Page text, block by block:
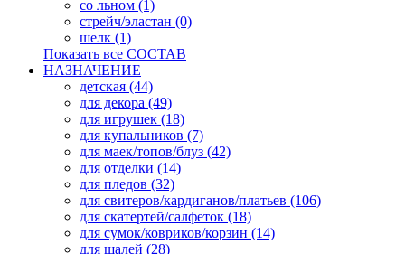
со льном (1)
стрейч/эластан (0)
шелк (1)
Показать все СОСТАВ
НАЗНАЧЕНИЕ
детская (44)
для декора (49)
для игрушек (18)
для купальников (7)
для маек/топов/блуз (42)
для отделки (14)
для пледов (32)
для свитеров/кардиганов/платьев (106)
для скатертей/салфеток (18)
для сумок/ковриков/корзин (14)
для шалей (28)